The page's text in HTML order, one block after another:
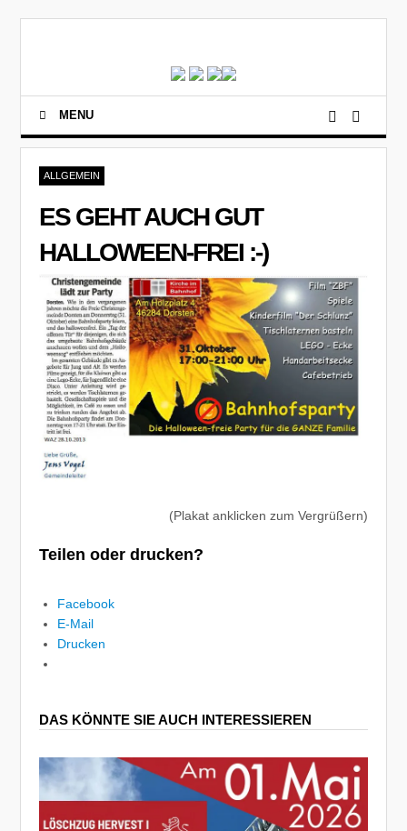
MENU
ALLGEMEIN
ES GEHT AUCH GUT
HALLOWEEN-FREI :-)
(Plakat anklicken zum Vergrüßern)
Teilen oder drucken?
Facebook
E-Mail
Drucken
DAS KÖNNTE SIE AUCH INTERESSIEREN